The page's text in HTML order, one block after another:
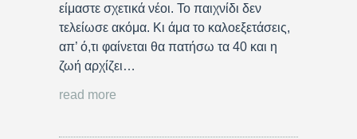
είμαστε σχετικά νέοι. Το παιχνίδι δεν
τελείωσε ακόμα. Κι άμα το καλοεξετάσεις,
απ’ ό,τι φαίνεται θα πατήσω τα 40 και η
ζωή αρχίζει…
read more